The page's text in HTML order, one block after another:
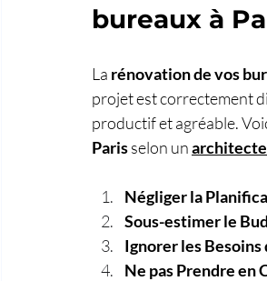
bureaux à
La rénovation de vos
projet est correctement
productif et agréable.
Paris selon un architecte
Négliger la
Sous-estimer le
Ignorer les Besoins
Ne pas Prendre en